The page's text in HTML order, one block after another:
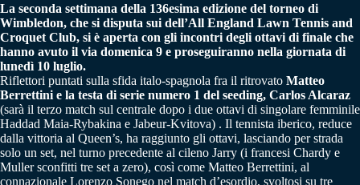
La seconda settimana della 136esima edizione del torneo di
Wimbledon, che si disputa sui dell’All England Lawn Tennis and
Croquet Club, si è aperta con gli incontri degli ottavi di finale che
hanno avuto il via domenica 9 e proseguiranno nella giornata di
lunedì 10 luglio.
Riflettori puntati sulla sfida italo-spagnola fra il ritrovato Matteo
Berrettini e la testa di serie numero 1 del seeding, Carlos Alcaraz
(sarà il terzo match sul centrale dopo i due ottavi di singolare femminile
Haddad Maia-Rybakina e Jabeur-Kvitova) . Il tennista iberico, reduce
dalla vittoria al Queen’s, ha raggiunto gli ottavi, lasciando per strada
solo un set, nel turno precedente al cileno Jarry (i francesi Chardy e
Muller sconfitti tre set a zero), così come Matteo Berrettini, al
connazionale Lorenzo Sonego nel match d’esordio, svoltosi su tre